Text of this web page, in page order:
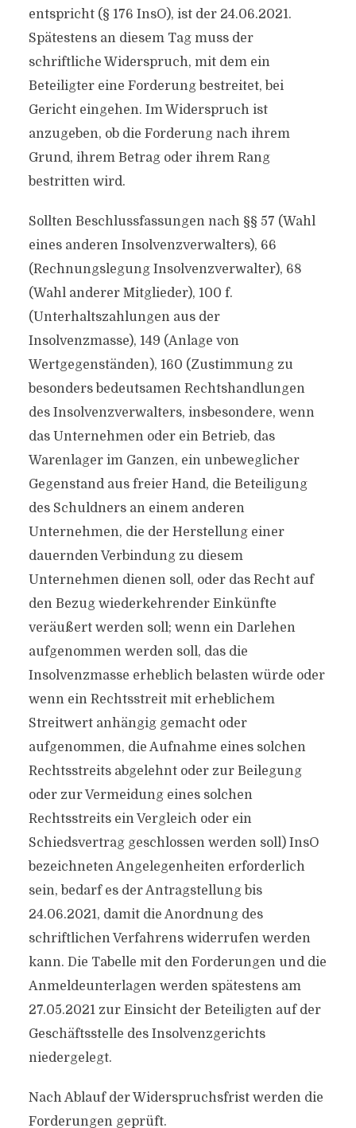
entspricht (§ 176 InsO), ist der 24.06.2021.
Spätestens an diesem Tag muss der
schriftliche Widerspruch, mit dem ein
Beteiligter eine Forderung bestreitet, bei
Gericht eingehen. Im Widerspruch ist
anzugeben, ob die Forderung nach ihrem
Grund, ihrem Betrag oder ihrem Rang
bestritten wird.
Sollten Beschlussfassungen nach §§ 57 (Wahl
eines anderen Insolvenzverwalters), 66
(Rechnungslegung Insolvenzverwalter), 68
(Wahl anderer Mitglieder), 100 f.
(Unterhaltszahlungen aus der
Insolvenzmasse), 149 (Anlage von
Wertgegenständen), 160 (Zustimmung zu
besonders bedeutsamen Rechtshandlungen
des Insolvenzverwalters, insbesondere, wenn
das Unternehmen oder ein Betrieb, das
Warenlager im Ganzen, ein unbeweglicher
Gegenstand aus freier Hand, die Beteiligung
des Schuldners an einem anderen
Unternehmen, die der Herstellung einer
dauernden Verbindung zu diesem
Unternehmen dienen soll, oder das Recht auf
den Bezug wiederkehrender Einkünfte
veräußert werden soll; wenn ein Darlehen
aufgenommen werden soll, das die
Insolvenzmasse erheblich belasten würde oder
wenn ein Rechtsstreit mit erheblichem
Streitwert anhängig gemacht oder
aufgenommen, die Aufnahme eines solchen
Rechtsstreits abgelehnt oder zur Beilegung
oder zur Vermeidung eines solchen
Rechtsstreits ein Vergleich oder ein
Schiedsvertrag geschlossen werden soll) InsO
bezeichneten Angelegenheiten erforderlich
sein, bedarf es der Antragstellung bis
24.06.2021, damit die Anordnung des
schriftlichen Verfahrens widerrufen werden
kann. Die Tabelle mit den Forderungen und die
Anmeldeunterlagen werden spätestens am
27.05.2021 zur Einsicht der Beteiligten auf der
Geschäftsstelle des Insolvenzgerichts
niedergelegt.
Nach Ablauf der Widerspruchsfrist werden die
Forderungen geprüft.